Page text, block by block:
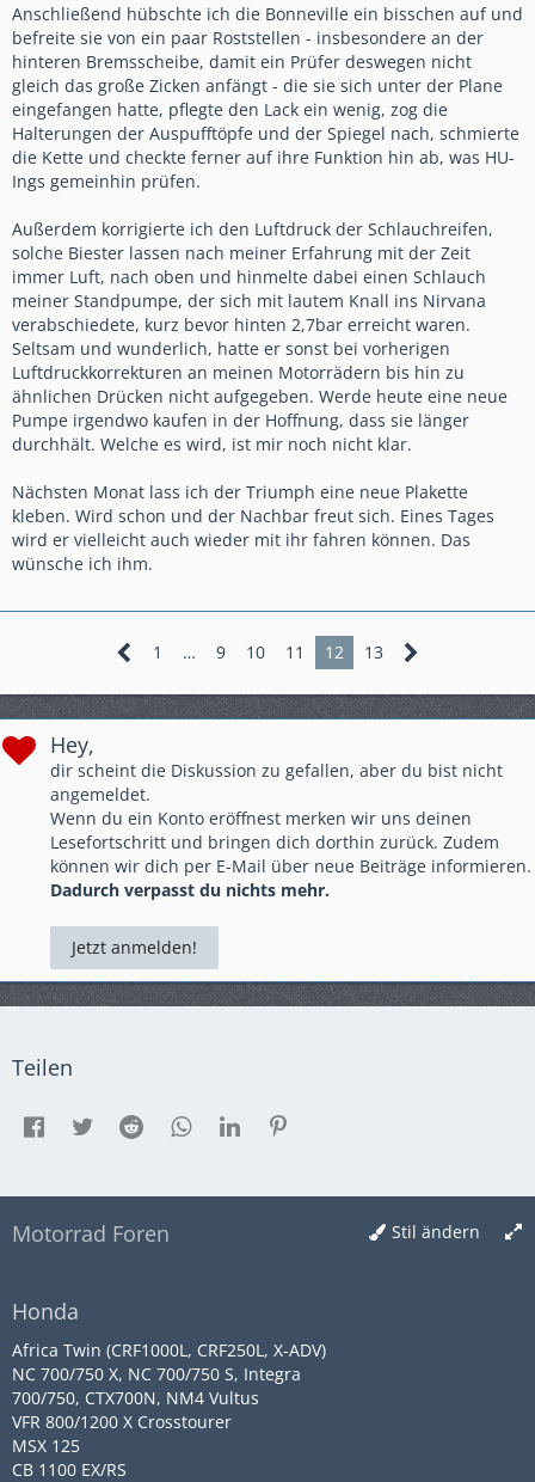
Anschließend hübschte ich die Bonneville ein bisschen auf und
befreite sie von ein paar Roststellen - insbesondere an der
hinteren Bremsscheibe, damit ein Prüfer deswegen nicht
gleich das große Zicken anfängt - die sie sich unter der Plane
eingefangen hatte, pflegte den Lack ein wenig, zog die
Halterungen der Auspufftöpfe und der Spiegel nach, schmierte
die Kette und checkte ferner auf ihre Funktion hin ab, was HU-
Ings gemeinhin prüfen.
Außerdem korrigierte ich den Luftdruck der Schlauchreifen,
solche Biester lassen nach meiner Erfahrung mit der Zeit
immer Luft, nach oben und hinmelte dabei einen Schlauch
meiner Standpumpe, der sich mit lautem Knall ins Nirvana
verabschiedete, kurz bevor hinten 2,7bar erreicht waren.
Seltsam und wunderlich, hatte er sonst bei vorherigen
Luftdruckkorrekturen an meinen Motorrädern bis hin zu
ähnlichen Drücken nicht aufgegeben. Werde heute eine neue
Pumpe irgendwo kaufen in der Hoffnung, dass sie länger
durchhält. Welche es wird, ist mir noch nicht klar.
Nächsten Monat lass ich der Triumph eine neue Plakette
kleben. Wird schon und der Nachbar freut sich. Eines Tages
wird er vielleicht auch wieder mit ihr fahren können. Das
wünsche ich ihm.
1 … 9 10 11 12 13
Hey,
dir scheint die Diskussion zu gefallen, aber du bist nicht
angemeldet.
Wenn du ein Konto eröffnest merken wir uns deinen
Lesefortschritt und bringen dich dorthin zurück. Zudem
können wir dich per E-Mail über neue Beiträge informieren.
Dadurch verpasst du nichts mehr.
Jetzt anmelden!
Teilen
Stil ändern
Motorrad Foren
Honda
Africa Twin (CRF1000L, CRF250L, X-ADV)
NC 700/750 X, NC 700/750 S, Integra
700/750, CTX700N, NM4 Vultus
VFR 800/1200 X Crosstourer
MSX 125
CB 1100 EX/RS